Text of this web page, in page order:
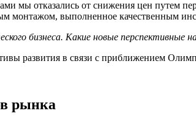
мы отказались от снижения цен путем
монтажом, выполненное качественным
бизнеса. Какие новые перспективные
развития в связи с приближением
рынка